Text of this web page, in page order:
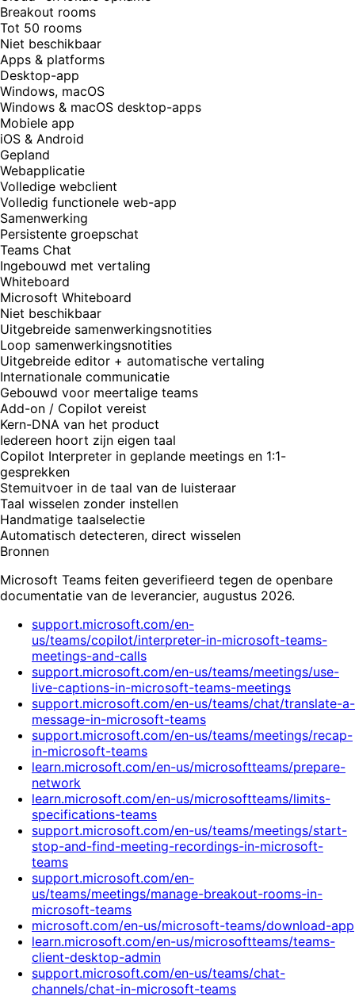
Breakout rooms
Tot 50 rooms
Niet beschikbaar
Apps & platforms
Desktop-app
Windows, macOS
Windows & macOS desktop-apps
Mobiele app
iOS & Android
Gepland
Webapplicatie
Volledige webclient
Volledig functionele web-app
Samenwerking
Persistente groepschat
Teams Chat
Ingebouwd met vertaling
Whiteboard
Microsoft Whiteboard
Niet beschikbaar
Uitgebreide samenwerkingsnotities
Loop samenwerkingsnotities
Uitgebreide editor + automatische vertaling
Internationale communicatie
Gebouwd voor meertalige teams
Add-on / Copilot vereist
Kern-DNA van het product
Iedereen hoort zijn eigen taal
Copilot Interpreter in geplande meetings en 1:1-
gesprekken
Stemuitvoer in de taal van de luisteraar
Taal wisselen zonder instellen
Handmatige taalselectie
Automatisch detecteren, direct wisselen
Bronnen
Microsoft Teams feiten geverifieerd tegen de openbare
documentatie van de leverancier, augustus 2026.
support.microsoft.com/en-
us/teams/copilot/interpreter-in-microsoft-teams-
meetings-and-calls
support.microsoft.com/en-us/teams/meetings/use-
live-captions-in-microsoft-teams-meetings
support.microsoft.com/en-us/teams/chat/translate-a-
message-in-microsoft-teams
support.microsoft.com/en-us/teams/meetings/recap-
in-microsoft-teams
learn.microsoft.com/en-us/microsoftteams/prepare-
network
learn.microsoft.com/en-us/microsoftteams/limits-
specifications-teams
support.microsoft.com/en-us/teams/meetings/start-
stop-and-find-meeting-recordings-in-microsoft-
teams
support.microsoft.com/en-
us/teams/meetings/manage-breakout-rooms-in-
microsoft-teams
microsoft.com/en-us/microsoft-teams/download-app
learn.microsoft.com/en-us/microsoftteams/teams-
client-desktop-admin
support.microsoft.com/en-us/teams/chat-
channels/chat-in-microsoft-teams